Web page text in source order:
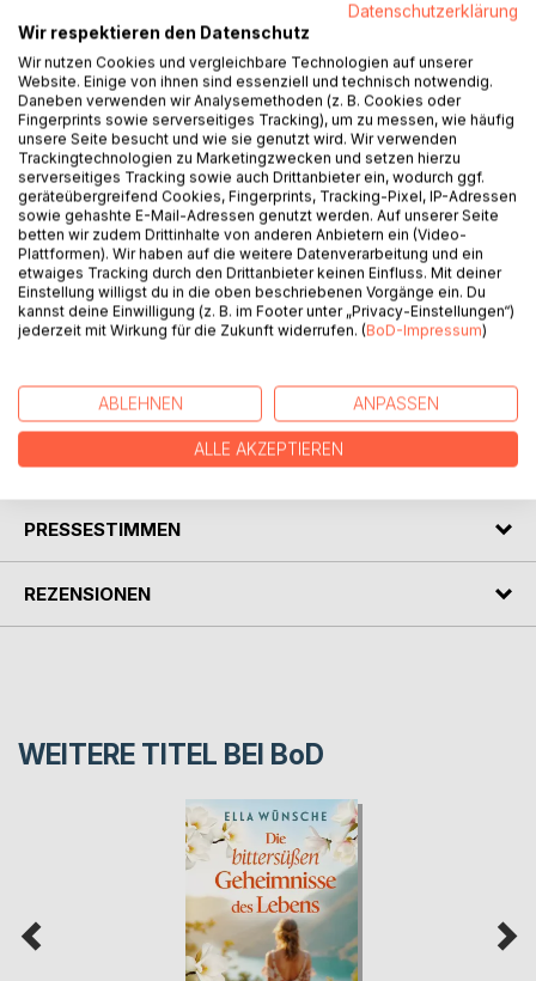
Lörrach 1940: Inmitten des Krieges versuchen zwei
Liebende, über die Schweizer Grenze zu fliehen, und
verlieren sich dabei aus den Augen.
Heidelberg 2019: Die junge Reporterin Eva landet durch
Zufall auf der Geburtstagsfeier der hundertjährigen Grete.
Als die alte Dame beginnt, aus ihrem Leben zu erzählen,
sieht sich Eva im Nu in einer dramatischen
Liebesgeschichte gefangen, die mehr als ein halbes
Jahrhundert überdauert hat. Noch ahnt sie nicht, dass sie
bald selbst Teil dieser Geschichte werden wird.
AUTOR/IN
PRESSESTIMMEN
REZENSIONEN
WEITERE TITEL BEI BoD
Datenschutzerklärung
Wir respektieren den Datenschutz
Wir nutzen Cookies und vergleichbare Technologien auf unserer
Website. Einige von ihnen sind essenziell und technisch notwendig.
Daneben verwenden wir Analysemethoden (z. B. Cookies oder
Fingerprints sowie serverseitiges Tracking), um zu messen, wie häufig
unsere Seite besucht und wie sie genutzt wird. Wir verwenden
Trackingtechnologien zu Marketingzwecken und setzen hierzu
serverseitiges Tracking sowie auch Drittanbieter ein, wodurch ggf.
geräteübergreifend Cookies, Fingerprints, Tracking-Pixel, IP-Adressen
sowie gehashte E-Mail-Adressen genutzt werden. Auf unserer Seite
betten wir zudem Drittinhalte von anderen Anbietern ein (Video-
Plattformen). Wir haben auf die weitere Datenverarbeitung und ein
etwaiges Tracking durch den Drittanbieter keinen Einfluss. Mit deiner
Einstellung willigst du in die oben beschriebenen Vorgänge ein. Du
kannst deine Einwilligung (z. B. im Footer unter „Privacy-Einstellungen“)
jederzeit mit Wirkung für die Zukunft widerrufen. (BoD-Impressum)
ABLEHNEN ANPASSEN
ALLE AKZEPTIEREN